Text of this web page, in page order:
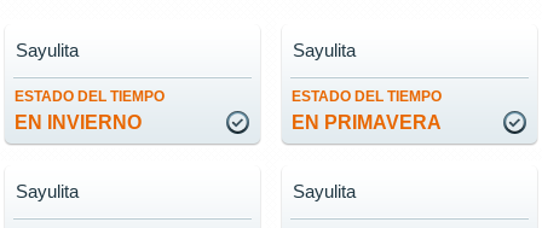
ESTADO DEL TIEMPO
EN INVIERNO
Sayulita
ESTADO DEL TIEMPO
EN PRIMAVERA
Sayulita
Sayulita Sayulita